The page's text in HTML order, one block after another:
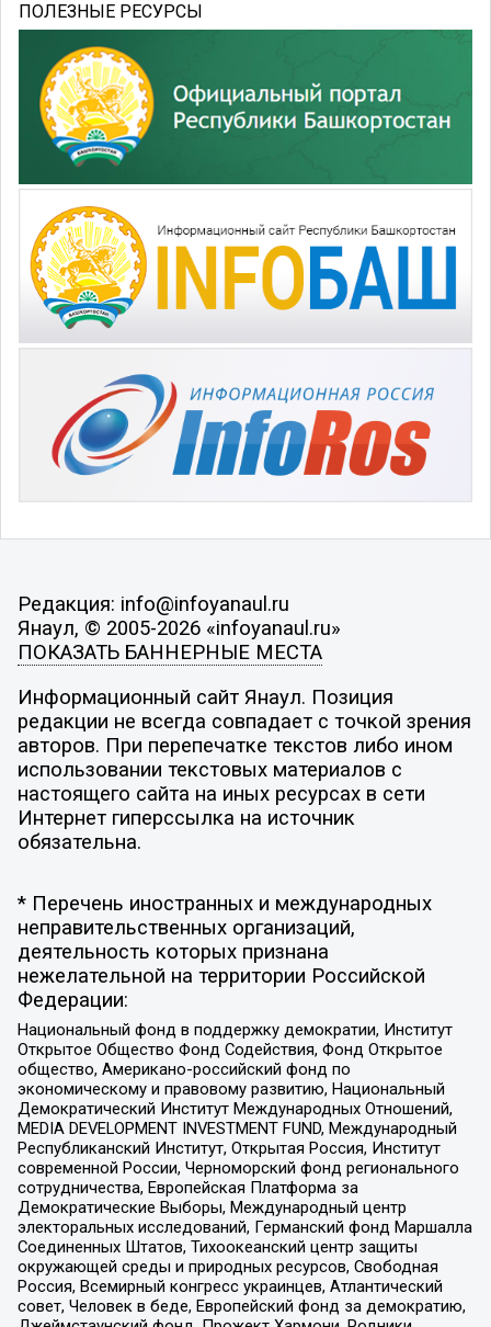
ПОЛЕЗНЫЕ РЕСУРСЫ
Редакция: info@infoyanaul.ru
Янаул, © 2005-2026 «infoyanaul.ru»
ПОКАЗАТЬ БАННЕРНЫЕ МЕСТА
Информационный сайт Янаул. Позиция
редакции не всегда совпадает с точкой зрения
авторов. При перепечатке текстов либо ином
использовании текстовых материалов с
настоящего сайта на иных ресурсах в сети
Интернет гиперссылка на источник
обязательна.
* Перечень иностранных и международных
неправительственных организаций,
деятельность которых признана
нежелательной на территории Российской
Федерации:
Национальный фонд в поддержку демократии, Институт
Открытое Общество Фонд Содействия, Фонд Открытое
общество, Американо-российский фонд по
экономическому и правовому развитию, Национальный
Демократический Институт Международных Отношений,
MEDIA DEVELOPMENT INVESTMENT FUND, Международный
Республиканский Институт, Открытая Россия, Институт
современной России, Черноморский фонд регионального
сотрудничества, Европейская Платформа за
Демократические Выборы, Международный центр
электоральных исследований, Германский фонд Маршалла
Соединенных Штатов, Тихоокеанский центр защиты
окружающей среды и природных ресурсов, Свободная
Россия, Всемирный конгресс украинцев, Атлантический
совет, Человек в беде, Европейский фонд за демократию,